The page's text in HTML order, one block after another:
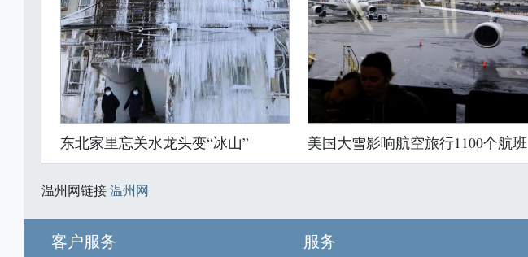
东北家里忘关水龙头变“冰山” 美国大雪影响航空旅行1100个航班
温州网链接温州网
客户服务 服务